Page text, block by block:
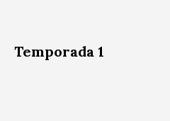
Temporada 1